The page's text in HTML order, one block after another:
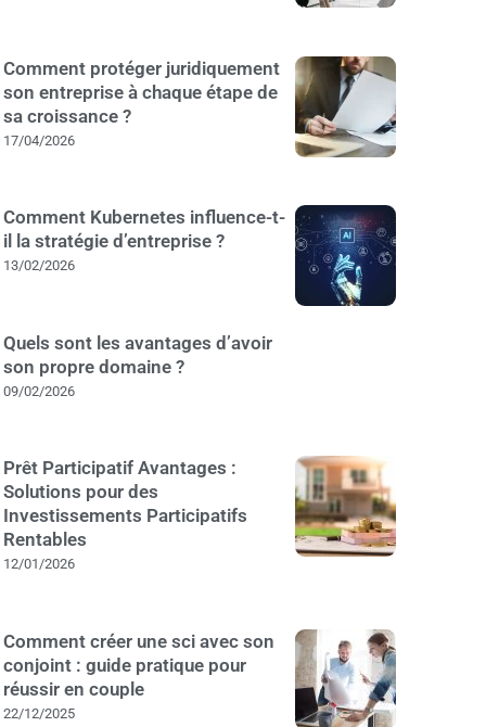
Comment protéger juridiquement
son entreprise à chaque étape de
sa croissance ?
17/04/2026
Comment Kubernetes influence-t-
il la stratégie d’entreprise ?
13/02/2026
Quels sont les avantages d’avoir
son propre domaine ?
09/02/2026
Prêt Participatif Avantages :
Solutions pour des
Investissements Participatifs
Rentables
12/01/2026
Comment créer une sci avec son
conjoint : guide pratique pour
réussir en couple
22/12/2025